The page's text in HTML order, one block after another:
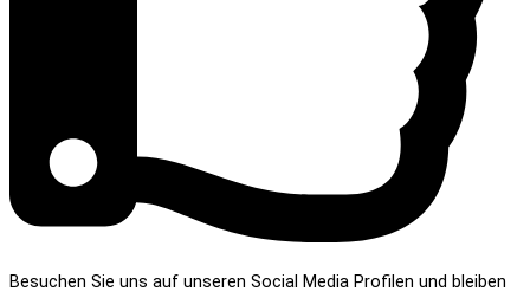
Besuchen Sie uns auf unseren Social Media Profilen und bleiben